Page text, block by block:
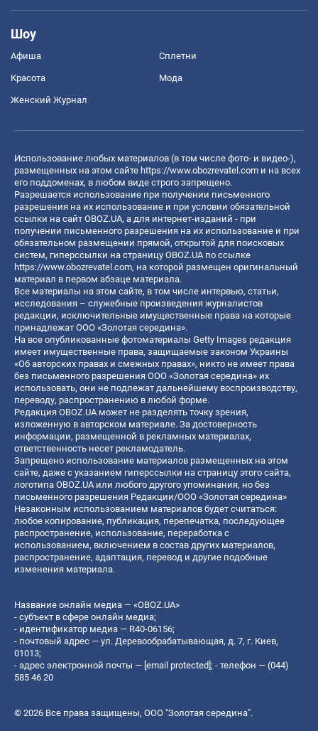
Шоу
Афиша Сплетни
Красота Мода
Женский Журнал
Использование любых материалов (в том числе фото- и видео-),
размещенных на этом сайте https://www.obozrevatel.com и на всех
его поддоменах, в любом виде строго запрещено.
Разрешается использование при получении письменного
разрешения на их использование и при условии обязательной
ссылки на сайт OBOZ.UA, а для интернет-изданий - при
получении письменного разрешения на их использование и при
обязательном размещении прямой, открытой для поисковых
систем, гиперссылки на страницу OBOZ.UA по ссылке
https://www.obozrevatel.com, на которой размещен оригинальный
материал в первом абзаце материала.
Все материалы на этом сайте, в том числе интервью, статьи,
исследования – служебные произведения журналистов
редакции, исключительные имущественные права на которые
принадлежат ООО «Золотая середина».
На все опубликованные фотоматериалы Getty Images редакция
имеет имущественные права, защищаемые законом Украины
«Об авторских правах и смежных правах», никто не имеет права
без письменного разрешения ООО «Золотая середина» их
использовать, они не подлежат дальнейшему воспроизводству,
переводу, распространению в любой форме.
Редакция OBOZ.UA может не разделять точку зрения,
изложенную в авторском материале. За достоверность
информации, размещенной в рекламных материалах,
ответственность несет рекламодатель.
Запрещено использование материалов размещенных на этом
сайте, даже с указанием гиперссылки на страницу этого сайта,
логотипа OBOZ.UA или любого другого упоминания, но без
письменного разрешения Редакции/ООО «Золотая середина»
Незаконным использованием материалов будет считаться:
любое копирование, публикация, перепечатка, последующее
распространение, использование, переработка с
использованием, включением в состав других материалов,
распространение, адаптация, перевод и другие подобные
изменения материала.
Название онлайн медиа — «OBOZ.UA»
- субъект в сфере онлайн медиа;
- идентификатор медиа — R40-06156;
- почтовый адрес — ул. Деревообрабатывающая, д. 7, г. Киев,
01013;
- адрес электронной почты — [email protected]; - телефон — (044)
585 46 20
© 2026 Все права защищены, ООО "Золотая середина".